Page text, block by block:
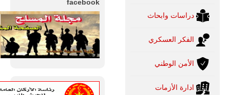
دراسات وابحاث
الفكر العسكري
الأمن الوطني
ادارة الأزمات
facebook